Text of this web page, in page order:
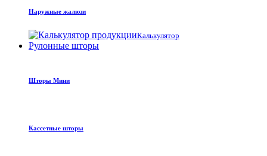
Наружные жалюзи
Калькулятор
Рулонные шторы
Шторы Мини
Кассетные шторы